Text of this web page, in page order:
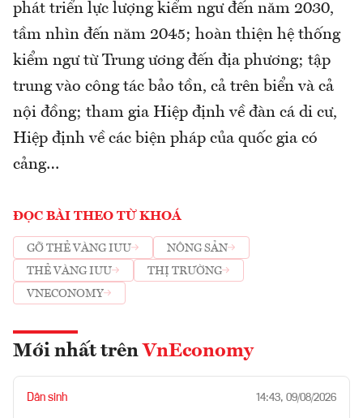
phát triển lực lượng kiểm ngư đến năm 2030,
tầm nhìn đến năm 2045; hoàn thiện hệ thống
kiểm ngư từ Trung ương đến địa phương; tập
trung vào công tác bảo tồn, cả trên biển và cả
nội đồng; tham gia Hiệp định về đàn cá di cư,
Hiệp định về các biện pháp của quốc gia có
cảng…
ĐỌC BÀI THEO TỪ KHOÁ
GỠ THẺ VÀNG IUU
NÔNG SẢN
THẺ VÀNG IUU
THỊ TRƯỜNG
VNECONOMY
Mới nhất trên VnEconomy
Dân sinh 14:43, 09/08/2026